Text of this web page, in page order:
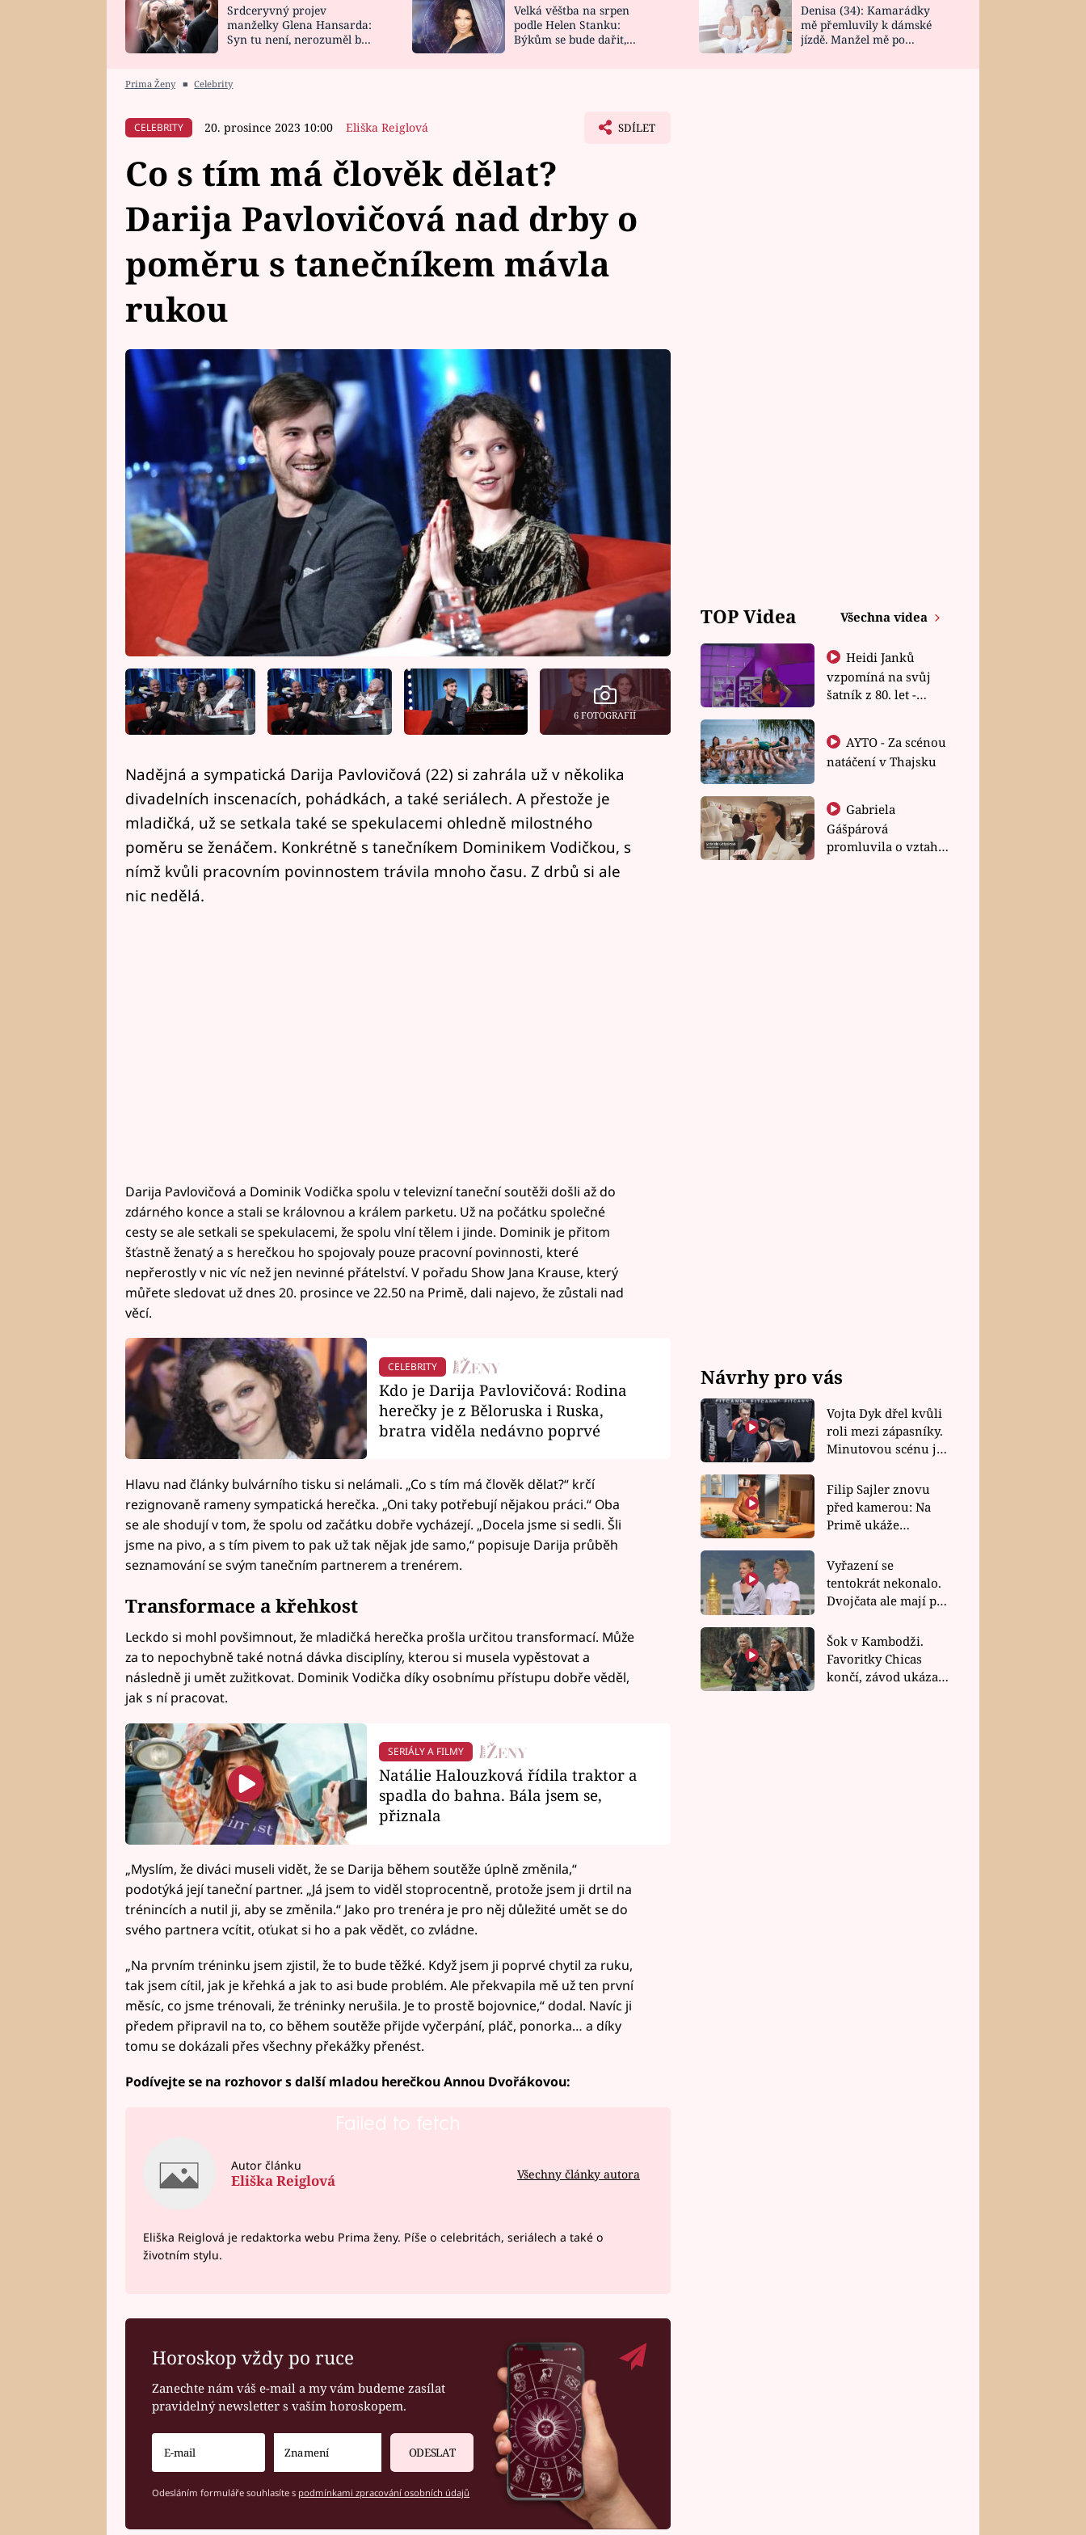
HOROSKOP NA
CELEBRITY
VAŘENÍ
NOVINKY
VIDEORECEPTY
DESIGN
Srdceryvný projev
manželky Glena Hansarda:
Syn tu není, nerozuměl by
Velká věštba na srpen
podle Helen Stanku:
Býkům se bude dařit,
Denisa (34): Kamarádky
mě přemluvily k dámské
jízdě. Manžel mě po
Prima Ženy ■ Celebrity
CELEBRITY 20. prosince 2023 10:00 Eliška Reiglová SDÍLET
Co s tím má člověk dělat?
Darija Pavlovičová nad drby o
poměru s tanečníkem mávla
rukou
6 FOTOGRAFIÍ
Nadějná a sympatická Darija Pavlovičová (22) si zahrála už v několika
divadelních inscenacích, pohádkách, a také seriálech. A přestože je
mladičká, už se setkala také se spekulacemi ohledně milostného
poměru se ženáčem. Konkrétně s tanečníkem Dominikem Vodičkou, s
nímž kvůli pracovním povinnostem trávila mnoho času. Z drbů si ale
nic nedělá.
Darija Pavlovičová a Dominik Vodička spolu v televizní taneční soutěži došli až do
zdárného konce a stali se královnou a králem parketu. Už na počátku společné
cesty se ale setkali se spekulacemi, že spolu vlní tělem i jinde. Dominik je přitom
šťastně ženatý a s herečkou ho spojovaly pouze pracovní povinnosti, které
nepřerostly v nic víc než jen nevinné přátelství. V pořadu Show Jana Krause, který
můřete sledovat už dnes 20. prosince ve 22.50 na Primě, dali najevo, že zůstali nad
věcí.
CELEBRITY
Kdo je Darija Pavlovičová: Rodina
herečky je z Běloruska i Ruska,
bratra viděla nedávno poprvé
Hlavu nad články bulvárního tisku si nelámali. „Co s tím má člověk dělat?“ krčí
rezignovaně rameny sympatická herečka. „Oni taky potřebují nějakou práci.“ Oba
se ale shodují v tom, že spolu od začátku dobře vycházejí. „Docela jsme si sedli. Šli
jsme na pivo, a s tím pivem to pak už tak nějak jde samo,“ popisuje Darija průběh
seznamování se svým tanečním partnerem a trenérem.
Transformace a křehkost
Leckdo si mohl povšimnout, že mladičká herečka prošla určitou transformací. Může
za to nepochybně také notná dávka disciplíny, kterou si musela vypěstovat a
následně ji umět zužitkovat. Dominik Vodička díky osobnímu přístupu dobře věděl,
jak s ní pracovat.
SERIÁLY A FILMY
Natálie Halouzková řídila traktor a
spadla do bahna. Bála jsem se,
přiznala
„Myslím, že diváci museli vidět, že se Darija během soutěže úplně změnila,“
podotýká její taneční partner. „Já jsem to viděl stoprocentně, protože jsem ji drtil na
trénincích a nutil ji, aby se změnila.“ Jako pro trenéra je pro něj důležité umět se do
svého partnera vcítit, oťukat si ho a pak vědět, co zvládne.
„Na prvním tréninku jsem zjistil, že to bude těžké. Když jsem ji poprvé chytil za ruku,
tak jsem cítil, jak je křehká a jak to asi bude problém. Ale překvapila mě už ten první
měsíc, co jsme trénovali, že tréninky nerušila. Je to prostě bojovnice,“ dodal. Navíc ji
předem připravil na to, co během soutěže přijde vyčerpání, pláč, ponorka… a díky
tomu se dokázali přes všechny překážky přenést.
Podívejte se na rozhovor s další mladou herečkou Annou Dvořákovou:
Failed to fetch
Autor článku
Eliška Reiglová Všechny články autora
Eliška Reiglová je redaktorka webu Prima ženy. Píše o celebritách, seriálech a také o
životním stylu.
Horoskop vždy po ruce
Zanechte nám váš e-mail a my vám budeme zasílat
pravidelný newsletter s vaším horoskopem.
ODESLAT
Odesláním formuláře souhlasíte s podmínkami zpracování osobních údajů
TOP Videa Všechna videa
Heidi Janků
vzpomíná na svůj
šatník z 80. let -
natáčení v Thajsku
Gabriela
Gášpárová
promluvila o vztahu
Návrhy pro vás
Vojta Dyk dřel kvůli
roli mezi zápasníky.
Minutovou scénu jel
Filip Sajler znovu
před kamerou: Na
Primě ukáže
rychlé recepty
Vyřazení se
tentokrát nekonalo.
Dvojčata ale mají po
závodu nůž na krku
Šok v Kambodži.
Favoritky Chicas
končí, závod ukázal